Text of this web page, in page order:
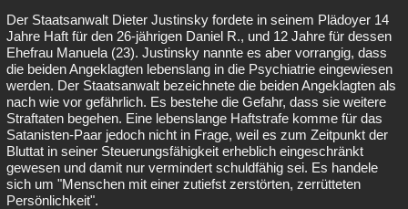
Der Staatsanwalt Dieter Justinsky fordete in seinem Plädoyer 14
Jahre Haft für den 26-jährigen Daniel R., und 12 Jahre für dessen
Ehefrau Manuela (23). Justinsky nannte es aber vorrangig, dass
die beiden Angeklagten lebenslang in die Psychiatrie eingewiesen
werden. Der Staatsanwalt bezeichnete die beiden Angeklagten als
nach wie vor gefährlich. Es bestehe die Gefahr, dass sie weitere
Straftaten begehen. Eine lebenslange Haftstrafe komme für das
Satanisten-Paar jedoch nicht in Frage, weil es zum Zeitpunkt der
Bluttat in seiner Steuerungsfähigkeit erheblich eingeschränkt
gewesen und damit nur vermindert schuldfähig sei. Es handele
sich um "Menschen mit einer zutiefst zerstörten, zerrütteten
Persönlichkeit".